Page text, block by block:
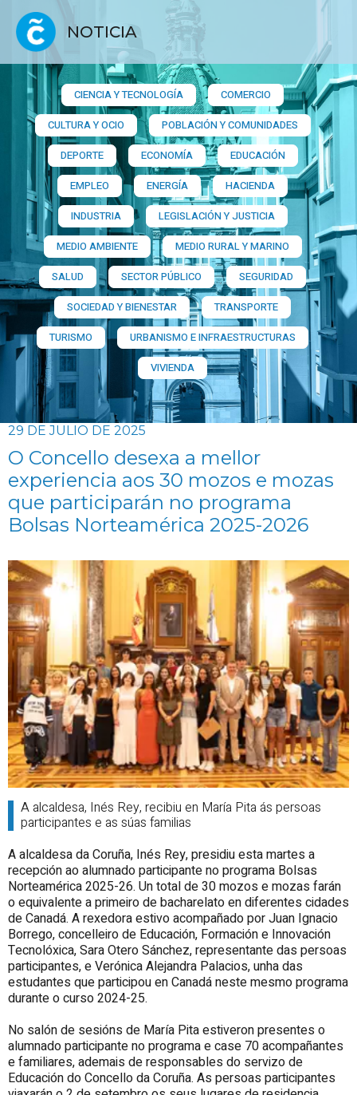
NOTICIA
CIENCIA Y TECNOLOGÍA
COMERCIO
CULTURA Y OCIO
POBLACIÓN Y COMUNIDADES
DEPORTE
ECONOMÍA
EDUCACIÓN
EMPLEO
ENERGÍA
HACIENDA
INDUSTRIA
LEGISLACIÓN Y JUSTICIA
MEDIO AMBIENTE
MEDIO RURAL Y MARINO
SALUD
SECTOR PÚBLICO
SEGURIDAD
SOCIEDAD Y BIENESTAR
TRANSPORTE
TURISMO
URBANISMO E INFRAESTRUCTURAS
VIVIENDA
29 DE JULIO DE 2025
O Concello desexa a mellor
experiencia aos 30 mozos e mozas
que participarán no programa
Bolsas Norteamérica 2025-2026
A alcaldesa, Inés Rey, recibiu en María Pita ás persoas
participantes e as súas familias
A alcaldesa da Coruña, Inés Rey, presidiu esta martes a
recepción ao alumnado participante no programa Bolsas
Norteamérica 2025-26. Un total de 30 mozos e mozas farán
o equivalente a primeiro de bacharelato en diferentes cidades
de Canadá. A rexedora estivo acompañado por Juan Ignacio
Borrego, concelleiro de Educación, Formación e Innovación
Tecnolóxica, Sara Otero Sánchez, representante das persoas
participantes, eVerónicaAlejandra Palacios, unha das
estudantes que participou en Canadá neste mesmo programa
durante o curso 2024-25.
No salón de sesións de María Pita estiveron presentes o
alumnado participante no programa e case 70 acompañantes
e familiares, ademais de responsables do servizo de
Educación do Concello da Coruña. As persoas participantes